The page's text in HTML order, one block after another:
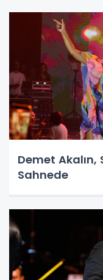
Demet Akalın,
Sahnede